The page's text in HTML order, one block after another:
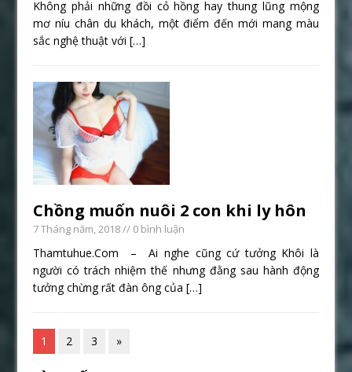
Không phải những đồi cỏ hồng hay thung lũng mộng
mơ níu chân du khách, một điểm đến mới mang màu
sắc nghệ thuật với[…]
Chồng muốn nuôi 2 con khi ly hôn
7 Tháng năm, 2018// 0 bình luận
Thamtuhue.Com – Ai nghe cũng cứ tưởng Khôi là
người có trách nhiệm thế nhưng đằng sau hành động
tưởng chừng rất đàn ông của[…]
1 2 3 »